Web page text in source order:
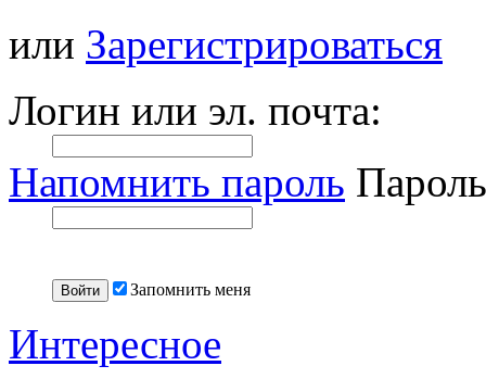
или Зарегистрироваться
Логин или эл. почта:
Напомнить пароль
Запомнить меня
Интересное